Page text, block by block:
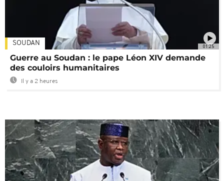
01:25
SOUDAN
Guerre au Soudan : le pape Léon XIV demande
des couloirs humanitaires
Il y a 2 heures